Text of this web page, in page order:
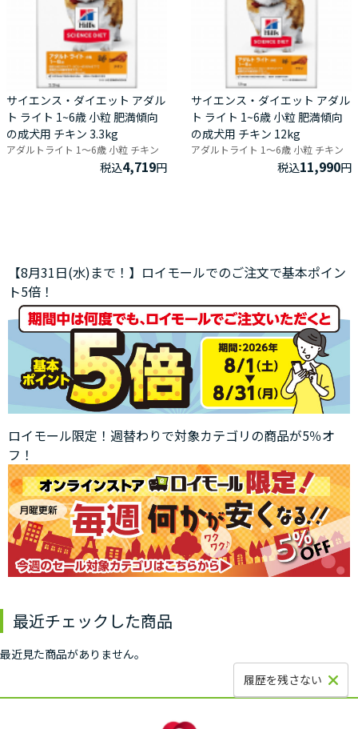
サイエンス・ダイエット アダル
ト ライト 1~6歳 小粒 肥満傾向
の成犬用 チキン 3.3kg
アダルトライト 1～6歳 小粒 チキン
税込4,719円
サイエンス・ダイエット アダル
ト ライト 1~6歳 小粒 肥満傾向
の成犬用 チキン 12kg
アダルトライト 1～6歳 小粒 チキン
税込11,990円
【8月31日(水)まで！】ロイモールでのご注文で基本ポイン
ト5倍！
ロイモール限定！週替わりで対象カテゴリの商品が5％オ
フ！
最近チェックした商品
最近見た商品がありません。
履歴を残さない